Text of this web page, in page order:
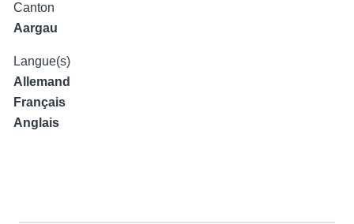
Canton
Aargau
Langue(s)
Allemand
Français
Anglais